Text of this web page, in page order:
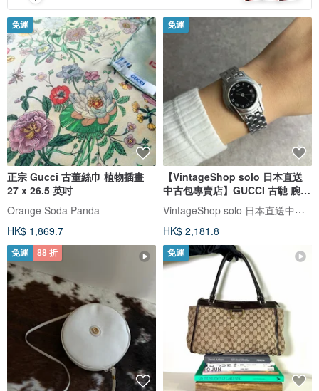
免運
正宗 Gucci 古董絲巾 植物插畫
27 x 26.5 英吋
Orange Soda Panda
HK$ 1,869.7
免運
【VintageShop solo 日本直送
中古包專賣店】GUCCI 古馳 腕錶
黑×銀 5500L vintage 古董
VintageShop solo 日本直送中古包專賣店
HK$ 2,181.8
免運 88 折 免運